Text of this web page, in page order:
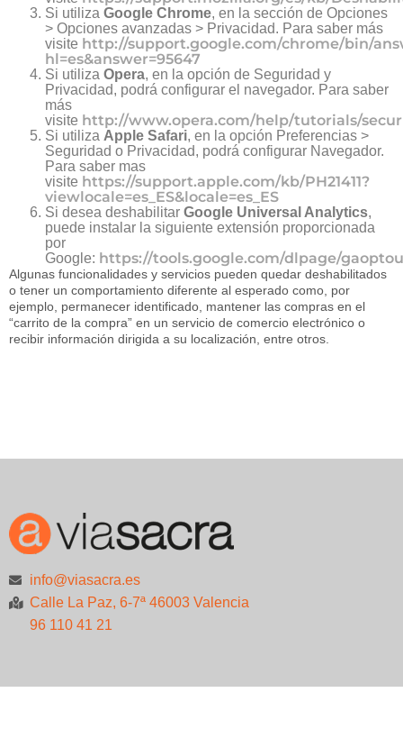
Si utiliza Google Chrome, en la sección de Opciones
> Opciones avanzadas > Privacidad. Para saber más
visite http://support.google.com/chrome/bin/
hl=es&answer=95647
Si utiliza Opera, en la opción de Seguridad y
Privacidad, podrá configurar el navegador. Para saber
más
visite http://www.opera.com/help/tutorials/
Si utiliza Apple Safari, en la opción Preferencias >
Seguridad o Privacidad, podrá configurar Navegador.
Para saber mas
visite https://support.apple.com/kb/PH21411?
viewlocale=es_ES&locale=es_ES
Si desea deshabilitar Google Universal Analytics,
puede instalar la siguiente extensión proporcionada
por
Google: https://tools.google.com/dlpage/
Algunas funcionalidades y servicios pueden quedar deshabilitados
o tener un comportamiento diferente al esperado como, por
ejemplo, permanecer identificado, mantener las compras en el
“carrito de la compra” en un servicio de comercio electrónico o
recibir información dirigida a su localización, entre otros.
info@viasacra.es
Calle La Paz, 6-7ª 46003 Valencia
96 110 41 21